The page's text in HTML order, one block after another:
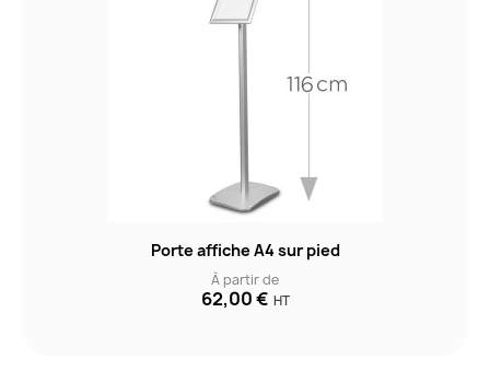
Porte affiche A4 sur pied
À partir de
62,00 € HT